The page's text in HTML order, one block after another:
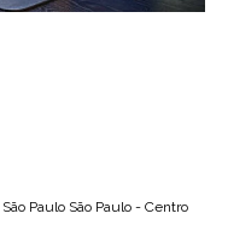
São Paulo São Paulo - Centro